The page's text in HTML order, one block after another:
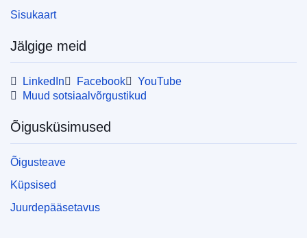
Sisukaart
Jälgige meid
LinkedIn Facebook
YouTube
Muud sotsiaalvõrgustikud
Õigusküsimused
Õigusteave
Küpsised
Juurdepääsetavus